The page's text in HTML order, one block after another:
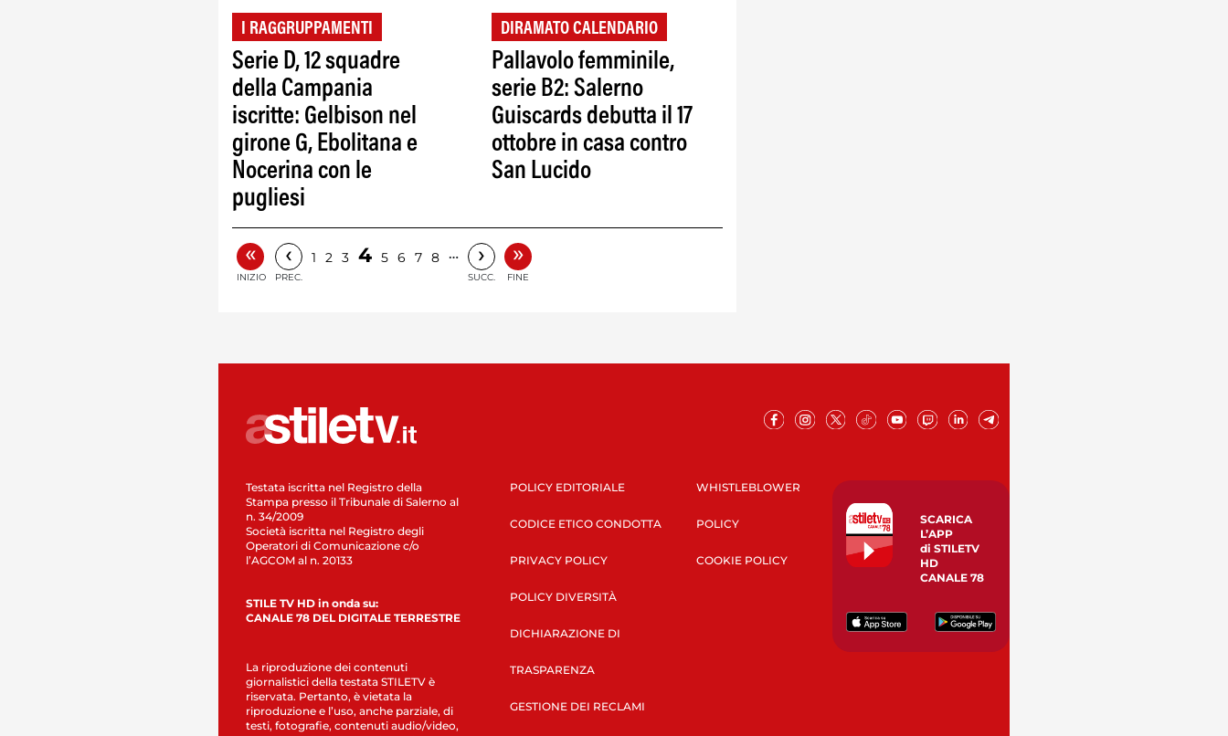
I RAGGRUPPAMENTI
Serie D, 12 squadre
della Campania
iscritte: Gelbison nel
girone G, Ebolitana e
Nocerina con le
pugliesi
DIRAMATO CALENDARIO
Pallavolo femminile,
serie B2: Salerno
Guiscards debutta il 17
ottobre in casa contro
San Lucido
«
INIZIO
‹
PREC.
1 2 3 4 5 6 7 8 … ›
SUCC.
»
FINE
Testata iscritta nel Registro della
Stampa presso il Tribunale di Salerno al
n. 34/2009
Società iscritta nel Registro degli
Operatori di Comunicazione c/o
l’AGCOM al n. 20133
STILE TV HD in onda su:
CANALE 78 DEL DIGITALE TERRESTRE
La riproduzione dei contenuti
giornalistici della testata STILETV è
riservata. Pertanto, è vietata la
riproduzione e l’uso, anche parziale, di
testi, fotografie, contenuti audio/video,
POLICY EDITORIALE
CODICE ETICO CONDOTTA
PRIVACY POLICY
POLICY DIVERSITÀ
DICHIARAZIONE DI
TRASPARENZA
GESTIONE DEI RECLAMI
WHISTLEBLOWER
POLICY
COOKIE POLICY
SCARICA
L’APP
di STILETV
HD
CANALE 78